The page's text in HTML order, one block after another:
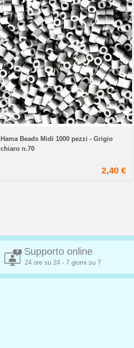
Hama Beads Midi 1000 pezzi - Grigio
chiaro n.70
2,40 €
Supporto online
24 ore su 24 - 7 giorni su 7